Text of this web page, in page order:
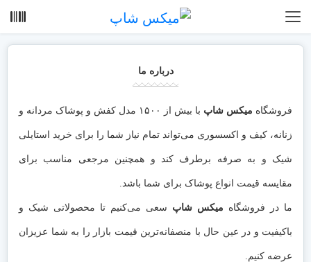
درباره ما
فروشگاه میکس شاپ با بیش از ۱۵۰۰ مدل کفش و پوشاک مردانه و
زنانه، کیف و اکسسوری می‌تواند تمام نیاز شما را برای خرید استایلی
شیک و به صرفه برطرف کند و همچنین مرجعی مناسب برای
مقایسه قیمت انواع پوشاک برای شما باشد.
ما در فروشگاه میکس شاپ سعی می‌کنیم تا محصولاتی شیک و
باکیفیت و در عین حال با منصفانه‌ترین قیمت بازار را به شما عزیزان
عرضه کنیم.